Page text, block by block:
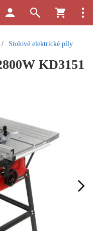
/ Stolové elektrické píly
KD3151